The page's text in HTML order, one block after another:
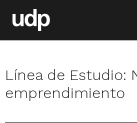
Línea de Estudio:
emprendimiento